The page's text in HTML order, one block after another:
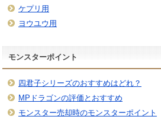
ケプリ用
ヨウユウ用
モンスターポイント
四君子シリーズのおすすめはどれ？
MPドラゴンの評価とおすすめ
モンスター売却時のモンスターポイント